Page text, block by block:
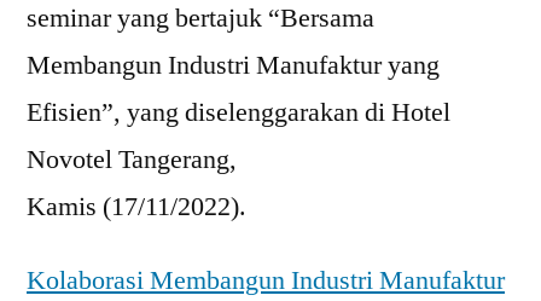
seminar yang bertajuk “Bersama
Membangun Industri Manufaktur yang
Efisien”, yang diselenggarakan di Hotel
Novotel Tangerang,
Kamis (17/11/2022).
Kolaborasi Membangun Industri Manufaktur